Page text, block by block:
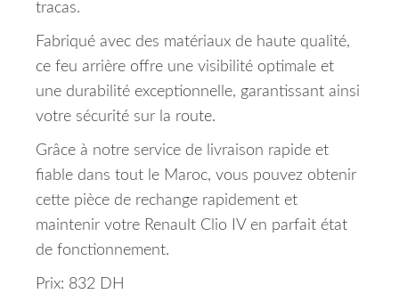
tracas.
Fabriqué avec des matériaux de haute qualité,
ce feu arrière offre une visibilité optimale et
une durabilité exceptionnelle, garantissant ainsi
votre sécurité sur la route.
Grâce à notre service de livraison rapide et
fiable dans tout le Maroc, vous pouvez obtenir
cette pièce de rechange rapidement et
maintenir votre Renault Clio IV en parfait état
de fonctionnement.
Prix: 832 DH